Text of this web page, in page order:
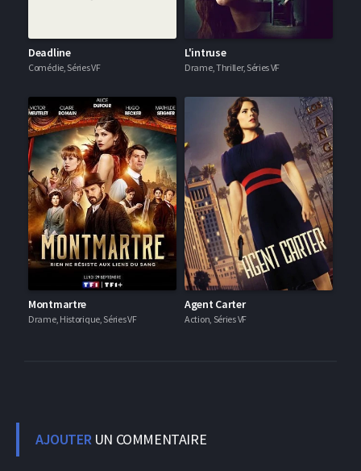
Deadline
Comédie, Séries VF
L'intruse
Drame, Thriller, Séries VF
Montmartre
Drame, Historique, Séries VF
Agent Carter
Action, Séries VF
AJOUTER UN COMMENTAIRE